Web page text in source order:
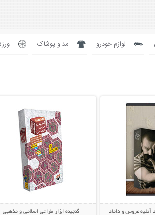
لوازم خودرو مد و پوشاک
آتلیه عروس و داماد گنجینه ابزار طراحی اسلامی و مذهبی